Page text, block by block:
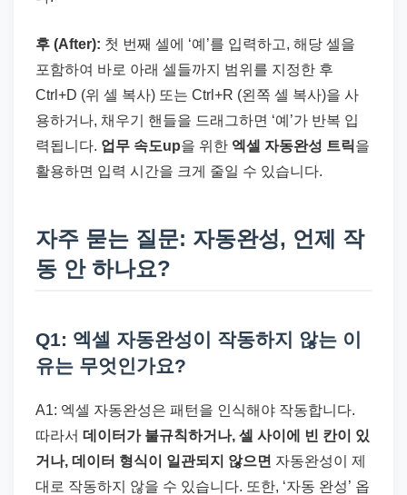
후 (After): 첫 번째 셀에 ‘예’를 입력하고, 해당 셀을
포함하여 바로 아래 셀들까지 범위를 지정한 후
Ctrl+D (위 셀 복사) 또는 Ctrl+R (왼쪽 셀 복사)을 사
용하거나, 채우기 핸들을 드래그하면 ‘예’가 반복 입
력됩니다. 업무 속도up을 위한 엑셀 자동완성 트릭을
활용하면 입력 시간을 크게 줄일 수 있습니다.
자주 묻는 질문: 자동완성, 언제 작
동 안 하나요?
Q1: 엑셀 자동완성이 작동하지 않는 이
유는 무엇인가요?
A1: 엑셀 자동완성은 패턴을 인식해야 작동합니다.
따라서 데이터가 불규칙하거나, 셀 사이에 빈 칸이 있
거나, 데이터 형식이 일관되지 않으면 자동완성이 제
대로 작동하지 않을 수 있습니다. 또한, ‘자동 완성’ 옵